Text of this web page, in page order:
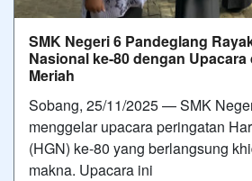
SMK Negeri 6 Pandeglang
Nasional ke-80 dengan
Meriah
Sobang, 25/11/2025 — SMK
menggelar upacara peringatan
(HGN) ke-80 yang berlangsung
makna. Upacara ini